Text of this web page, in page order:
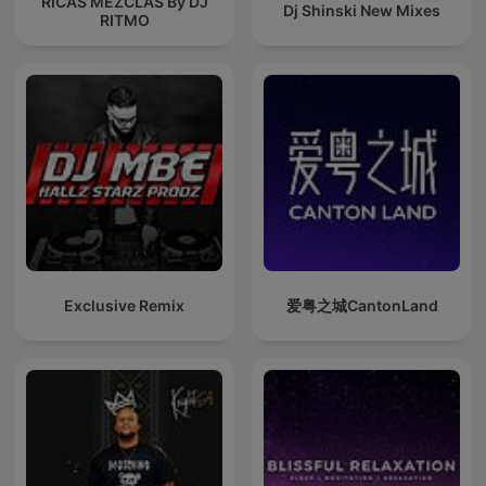
RITMO
Dj Shinski New Mixes
Exclusive Remix 爱粤之城CantonLand